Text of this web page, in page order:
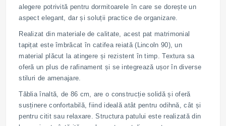
alegere potrivită pentru dormitoarele în care se dorește un
aspect elegant, dar și soluții practice de organizare.
Realizat din materiale de calitate, acest pat matrimonial
tapițat este îmbrăcat în catifea reiată (Lincoln 90), un
material plăcut la atingere și rezistent în timp. Textura sa
oferă un plus de rafinament și se integrează ușor în diverse
stiluri de amenajare.
Tăblia înaltă, de 86 cm, are o construcție solidă și oferă
susținere confortabilă, fiind ideală atât pentru odihnă, cât și
pentru citit sau relaxare. Structura patului este realizată din